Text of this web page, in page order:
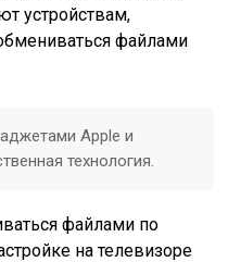
устройствам,
файлами
Apple и
технология.
файлами по
на телевизоре